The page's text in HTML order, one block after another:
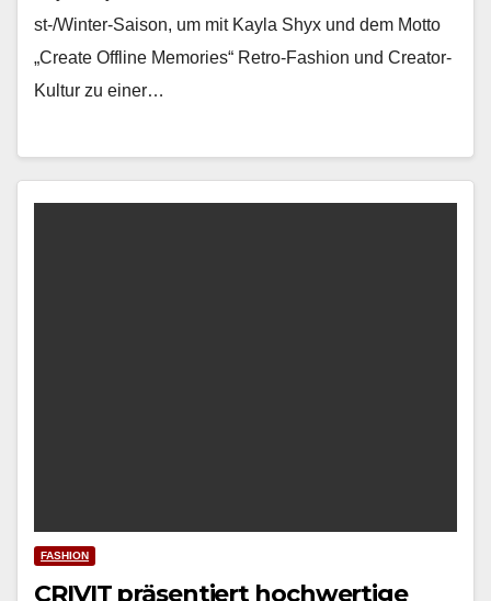
st-/Win­ter-Sai­son, um mit Kay­la Shyx und dem Mot­to
„Cre­ate Offline Mem­o­ries“ Retro-Fash­ion und Cre­ator-
Kul­tur zu ein­er…
FASHION
CRIVIT präsentiert hochwertige